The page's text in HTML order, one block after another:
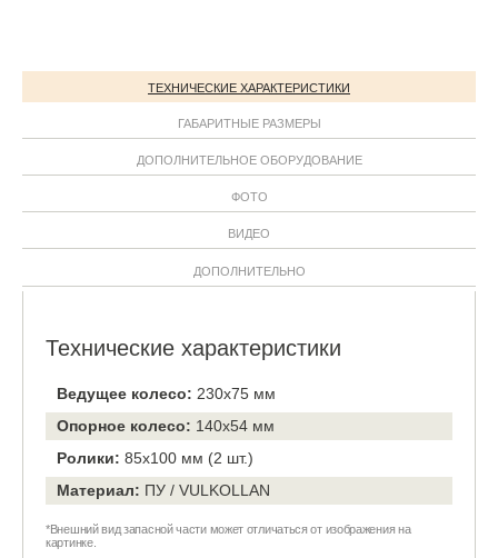
ТЕХНИЧЕСКИЕ ХАРАКТЕРИСТИКИ
ГАБАРИТНЫЕ РАЗМЕРЫ
ДОПОЛНИТЕЛЬНОЕ ОБОРУДОВАНИЕ
ФОТО
ВИДЕО
ДОПОЛНИТЕЛЬНО
Технические характеристики
Ведущее колесо: 230х75 мм
Опорное колесо: 140х54 мм
Ролики: 85х100 мм (2 шт.)
Материал: ПУ / VULKOLLAN
*Внешний вид запасной части может отличаться от изображения на
картинке.